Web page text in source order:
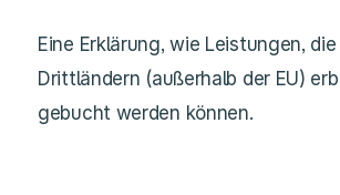
Eine Erklärung, wie Leistungen,
Drittländern (außerhalb der EU)
gebucht werden können.